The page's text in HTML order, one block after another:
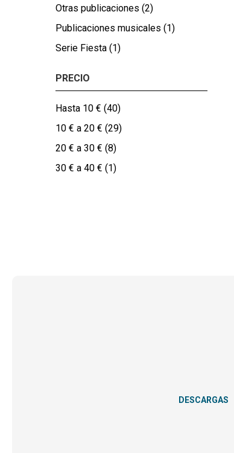
Otras publicaciones (2)
Publicaciones musicales (1)
Serie Fiesta (1)
PRECIO
Hasta 10 € (40)
10 € a 20 € (29)
20 € a 30 € (8)
30 € a 40 € (1)
DESCARGAS